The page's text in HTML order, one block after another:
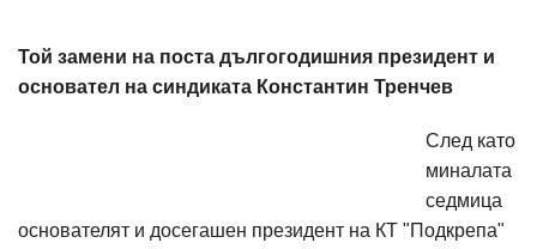
Той замени на поста дългогодишния президент и
основател на синдиката Константин Тренчев
След като
миналата
седмица
основателят и досегашен президент на КТ "Подкрепа"